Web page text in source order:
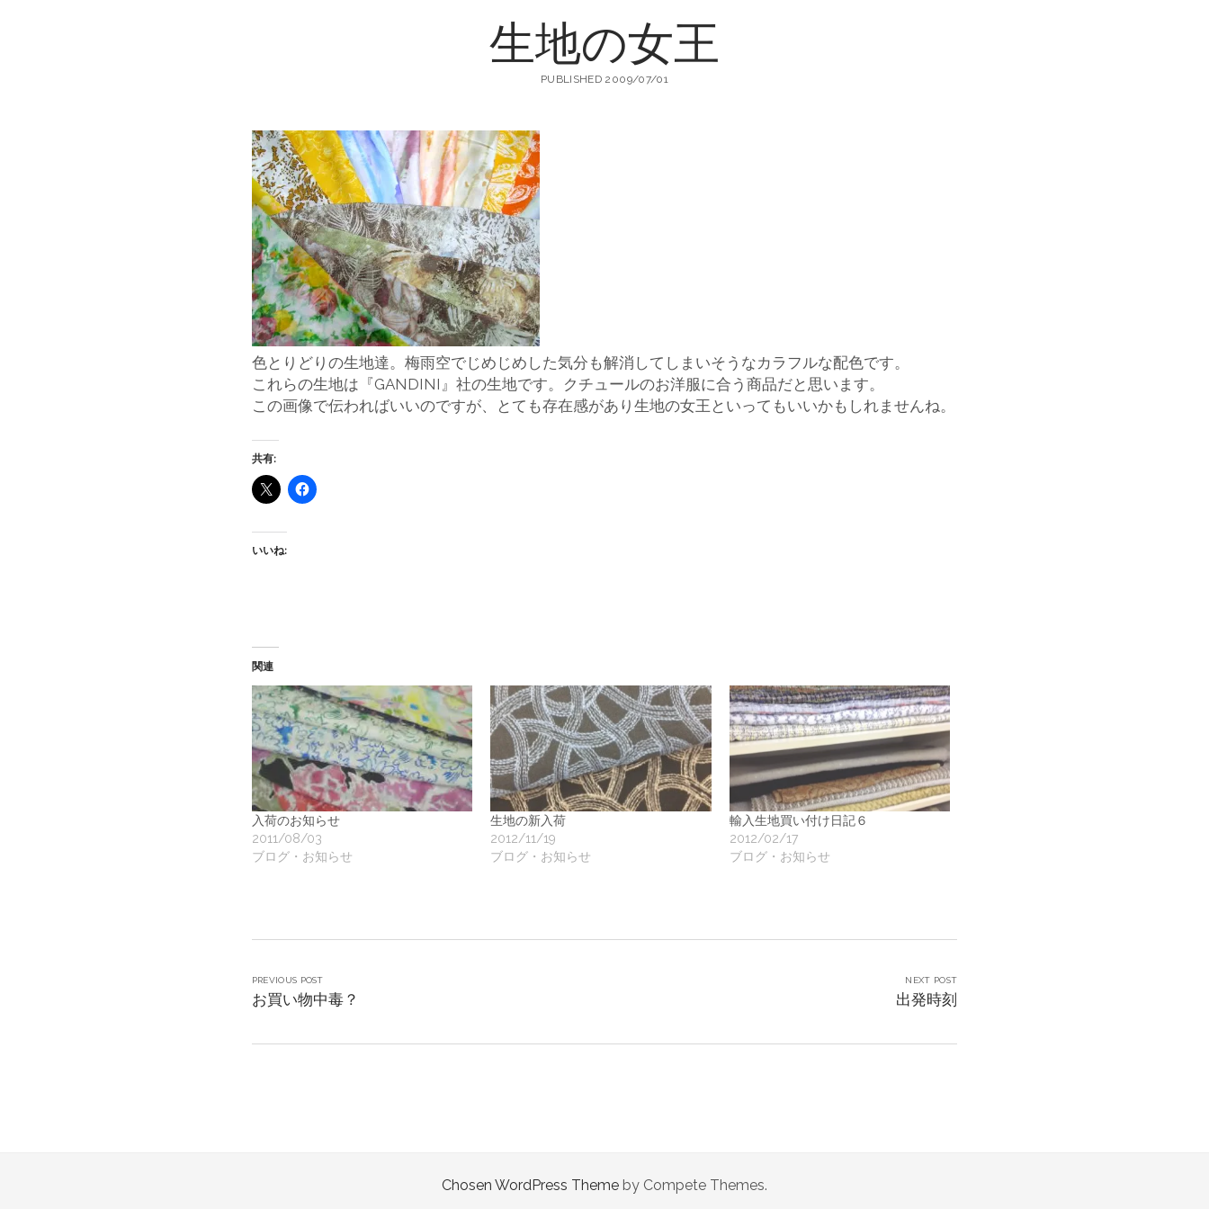
生
地
店
輸
服
地
ー
生地の女王
PUBLISHED 2009/07/01
色とりどりの生地達。梅雨空でじめじめした気分も解消してしまいそうなカラフルな配色です。
これらの生地は『GANDINI』社の生地です。クチュールのお洋服に合う商品だと思います。
この画像で伝わればいいのですが、とても存在感があり生地の女王といってもいいかもしれませんね。
共有:
いいね:
関連
入荷のお知らせ
2011/08/03
ブログ・お知らせ
生地の新入荷
2012/11/19
ブログ・お知らせ
輸入生地買い付け日記６
2012/02/17
ブログ・お知らせ
PREVIOUS POST
お買い物中毒？
NEXT POST
出発時刻
Chosen WordPress Theme by Compete Themes.